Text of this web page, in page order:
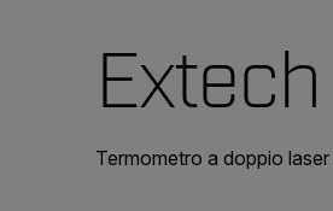
Termometro a doppio